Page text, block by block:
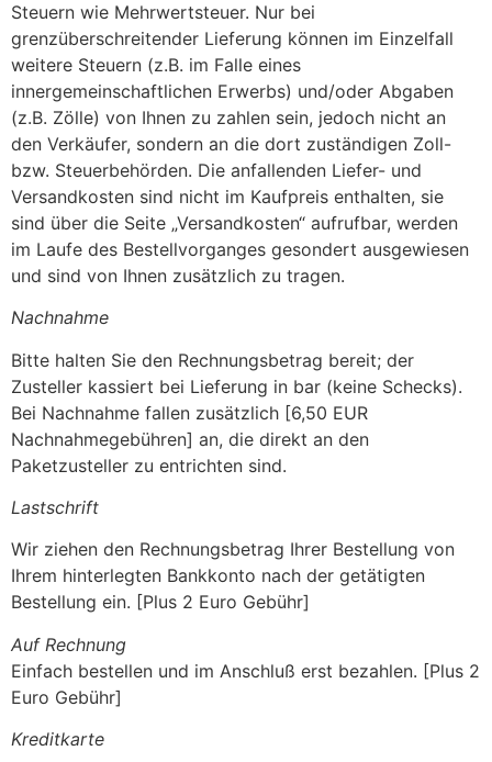
Steuern wie Mehrwertsteuer. Nur bei
grenzüberschreitender Lieferung können im Einzelfall
weitere Steuern (z.B. im Falle eines
innergemeinschaftlichen Erwerbs) und/oder Abgaben
(z.B. Zölle) von Ihnen zu zahlen sein, jedoch nicht an
den Verkäufer, sondern an die dort zuständigen Zoll-
bzw. Steuerbehörden. Die anfallenden Liefer- und
Versandkosten sind nicht im Kaufpreis enthalten, sie
sind über die Seite „Versandkosten“ aufrufbar, werden
im Laufe des Bestellvorganges gesondert ausgewiesen
und sind von Ihnen zusätzlich zu tragen.
Nachnahme
Bitte halten Sie den Rechnungsbetrag bereit; der
Zusteller kassiert bei Lieferung in bar (keine Schecks).
Bei Nachnahme fallen zusätzlich [6,50 EUR
Nachnahmegebühren] an, die direkt an den
Paketzusteller zu entrichten sind.
Lastschrift
Wir ziehen den Rechnungsbetrag Ihrer Bestellung von
Ihrem hinterlegten Bankkonto nach der getätigten
Bestellung ein. [Plus 2 Euro Gebühr]
Auf Rechnung
Einfach bestellen und im Anschluß erst bezahlen. [Plus 2
Euro Gebühr]
Kreditkarte